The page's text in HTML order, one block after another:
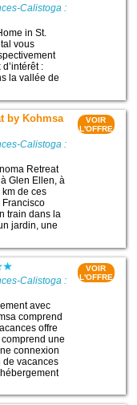
Calistoga :
in St.
vous
:
la vallée de
by Kohmsa
Calistoga :
Retreat
Glen Ellen, à
de ces
Francisco
train dans la
jardin, une
VOIR
L'OFFRE
Calistoga :
avec
comprend
offre
une
connexion
de vacances
VOIR
L'OFFRE